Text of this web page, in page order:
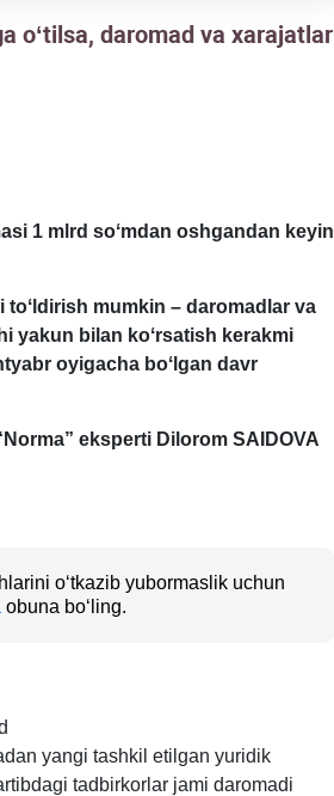
oʻtilsa, daromad va хarajatlar
1 mlrd soʻmdan oshgandan keyin
toʻldirish mumkin – daromadlar va
yakun bilan koʻrsatish kerakmi
oyigacha boʻlgan davr
eksperti Dilorom SAIDOVA
oʻtkazib yubormaslik uchun
obuna boʻling.
yangi tashkil etilgan yuridik
tadbirkorlar jami daromadi